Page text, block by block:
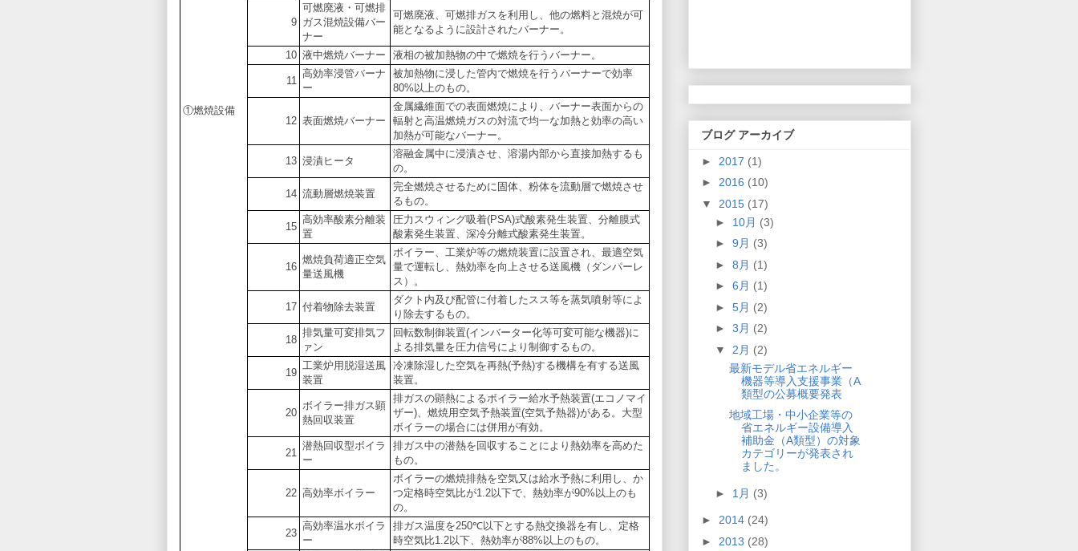
①燃焼設備
9
可燃廃液・可燃排
ガス混焼設備バー
ナー
可燃廃液、可燃排ガスを利用し、他の燃料と混焼が可
能となるように設計されたバーナー。
10 液中燃焼バーナー 液相の被加熱物の中で燃焼を行うバーナー。
11
高効率浸管バーナ
ー
被加熱物に浸した管内で燃焼を行うバーナーで効率
80%以上のもの。
12 表面燃焼バーナー
金属繊維面での表面燃焼により、バーナー表面からの
輻射と高温燃焼ガスの対流で均一な加熱と効率の高い
加熱が可能なバーナー。
13 浸漬ヒータ
溶融金属中に浸漬させ、溶湯内部から直接加熱するも
の。
14 流動層燃焼装置
完全燃焼させるために固体、粉体を流動層で燃焼させ
るもの。
15
高効率酸素分離装
置
圧力スウィング吸着(PSA)式酸素発生装置、分離膜式
酸素発生装置、深冷分離式酸素発生装置。
16
燃焼負荷適正空気
量送風機
ボイラー、工業炉等の燃焼装置に設置され、最適空気
量で運転し、熱効率を向上させる送風機（ダンパーレ
ス）。
17 付着物除去装置
ダクト内及び配管に付着したスス等を蒸気噴射等によ
り除去するもの。
18
排気量可変排気フ
ァン
回転数制御装置(インバーター化等可変可能な機器)に
よる排気量を圧力信号により制御するもの。
19
工業炉用脱湿送風
装置
冷凍除湿した空気を再熱(予熱)する機構を有する送風
装置。
20
ボイラー排ガス顕
熱回収装置
排ガスの顕熱によるボイラー給水予熱装置(エコノマイ
ザー)、燃焼用空気予熱装置(空気予熱器)がある。大型
ボイラーの場合には併用が有効。
21
潜熱回収型ボイラ
ー
排ガス中の潜熱を回収することにより熱効率を高めた
もの。
22 高効率ボイラー
ボイラーの燃焼排熱を空気又は給水予熱に利用し、か
つ定格時空気比が1.2以下で、熱効率が90%以上のも
の。
23
高効率温水ボイラ
ー
排ガス温度を250℃以下とする熱交換器を有し、定格
時空気比1.2以下、熱効率が88%以上のもの。
ブログ アーカイブ
► 2017 (1)
► 2016 (10)
▼ 2015 (17)
► 10月 (3)
► 9月 (3)
► 8月 (1)
► 6月 (1)
► 5月 (2)
► 3月 (2)
▼ 2月 (2)
最新モデル省エネルギー
機器等導入支援事業（A
類型の公募概要発表
地域工場・中小企業等の
省エネルギー設備導入
補助金（A類型）の対象
カテゴリーが発表され
ました。
► 1月 (3)
► 2014 (24)
► 2013 (28)